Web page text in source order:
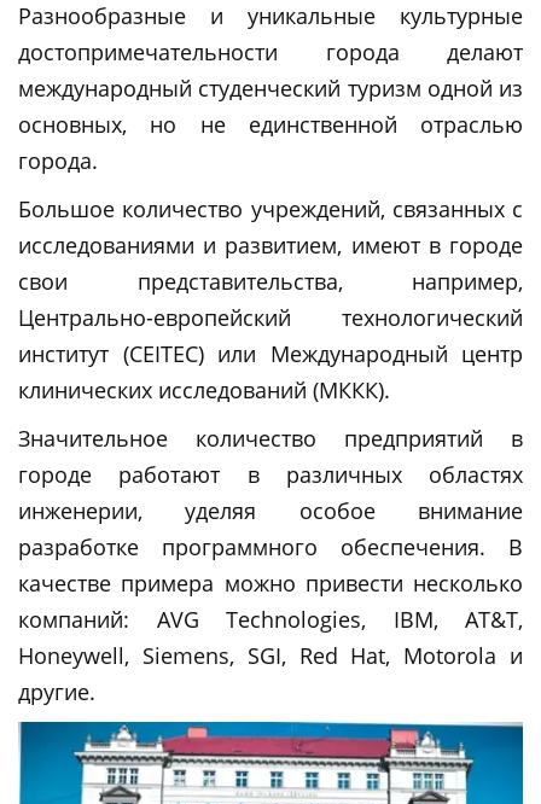
Разнообразные и уникальные культурные
достопримечательности города делают
международный студенческий туризм одной из
основных, но не единственной отраслью
города.
Большое количество учреждений, связанных с
исследованиями и развитием, имеют в городе
свои представительства, например,
Центрально-европейский технологический
институт (CEITEC) или Международный центр
клинических исследований (МККК).
Значительное количество предприятий в
городе работают в различных областях
инженерии, уделяя особое внимание
разработке программного обеспечения. В
качестве примера можно привести несколько
компаний: AVG Technologies, IBM, AT&T,
Honeywell, Siemens, SGI, Red Hat, Motorola и
другие.